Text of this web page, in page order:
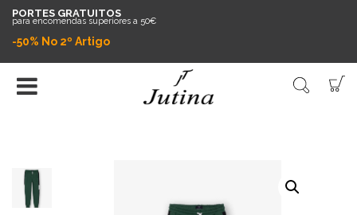
PORTES GRATUITOS
para encomendas superiores a 50€
-50% No 2º Artigo